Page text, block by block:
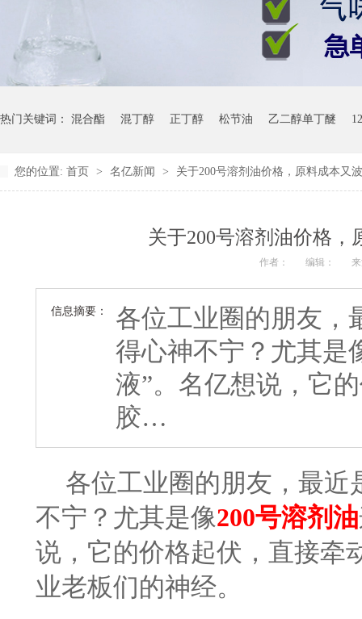
热门关键词： 混合酯 混丁醇 正丁醇 松节油 乙二醇单丁醚
您的位置: 首页 > 名亿新闻 > 关于200号溶剂油价格，原料成本又
关于200号溶剂油价格
作者： 编辑：
信息摘要：
各位工业圈的朋友，
得心神不宁？尤其是
液”。名亿想说，它
胶…
各位工业圈的朋友，最近
不宁？尤其是像200号溶剂油
说，它的价格起伏，直接牵
业老板们的神经。